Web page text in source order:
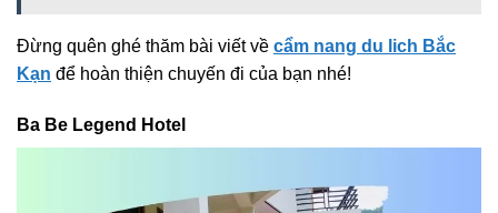
Đừng quên ghé thăm bài viết về cẩm nang du lich Bắc
Kạn để hoàn thiện chuyến đi của bạn nhé!
Ba Be Legend Hotel